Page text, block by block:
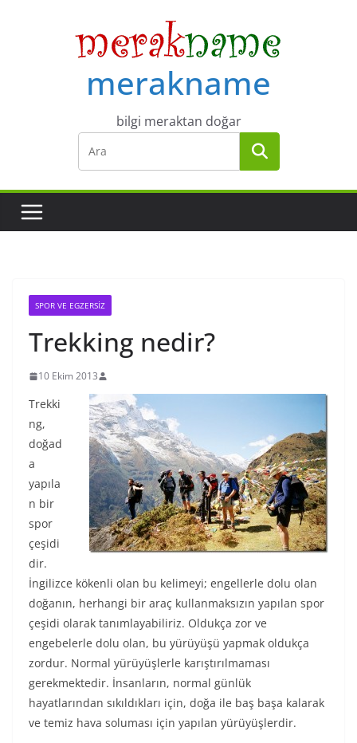
merakname
bilgi meraktan doğar
SPOR VE EGZERSIZ
Trekking nedir?
10 Ekim 2013
Trekki
ng,
doğad
a
yapıla
n bir
spor
çeşidi
dir.
İngilizce kökenli olan bu kelimeyi; engellerle dolu olan
doğanın, herhangi bir araç kullanmaksızın yapılan spor
çeşidi olarak tanımlayabiliriz. Oldukça zor ve
engebelerle dolu olan, bu yürüyüşü yapmak oldukça
zordur. Normal yürüyüşlerle karıştırılmaması
gerekmektedir. İnsanların, normal günlük
hayatlarından sıkıldıkları için, doğa ile baş başa kalarak
ve temiz hava soluması için yapılan yürüyüşlerdir.